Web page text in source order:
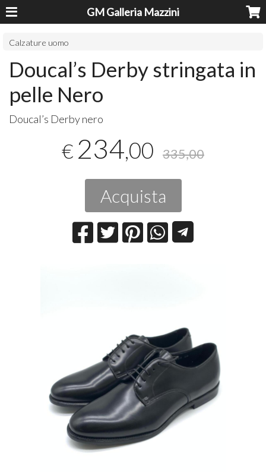
GM Galleria Mazzini
Calzature uomo
Doucal’s Derby stringata in
pelle Nero
Doucal’s Derby nero
€ 234,00 335,00
Acquista